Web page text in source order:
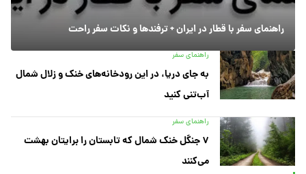
راهنمای سفر با قطار در ایران + ترفندها و نکات سفر راحت
راهنمای سفر
به جای دریا، در این رودخانه‌های خنک و زلال شمال
آب‌تنی کنید
راهنمای سفر
۷ جنگل خنک شمال که تابستان را برایتان بهشت
می‌کنند